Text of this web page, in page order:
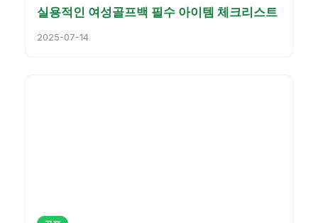
실용적인 여성골프백 필수 아이템 체크리스트
2025-07-14